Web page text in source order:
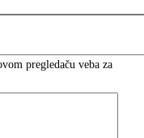
pregledaču veba za